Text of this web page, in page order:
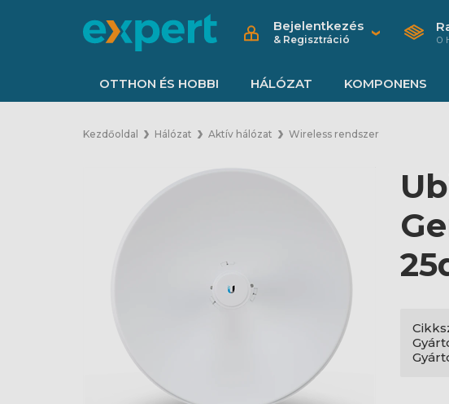
Bejelentkezés
& Regisztráció 0
OTTHON ÉS HOBBI HÁLÓZAT KOMPONENS
Kezdőoldal Hálózat Aktív hálózat Wireless rendszer